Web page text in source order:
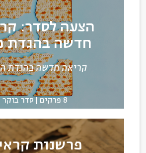
הצעה לסדר:
חדשה בהגדת
קריאה חדשה בהגדת
8 פרקים סדר בוקר
פרשנות